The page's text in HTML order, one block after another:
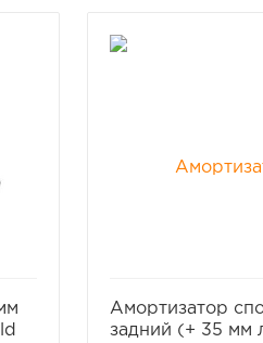
Амортизатор
задний (+ 35 мм